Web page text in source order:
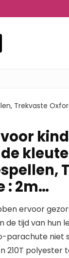
Trekvaste
: 2m…
ervoor
de tijd van hun
parachute niet
210T polyester